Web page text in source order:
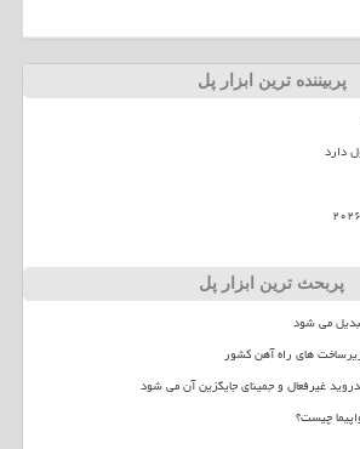
پربیننده ترین ابزار پل
دارد
پربحث ترین ابزار پل
می شود
های راه آهن کشور
غیرفعال و جمینای جایگزین آن می شود
چیست؟